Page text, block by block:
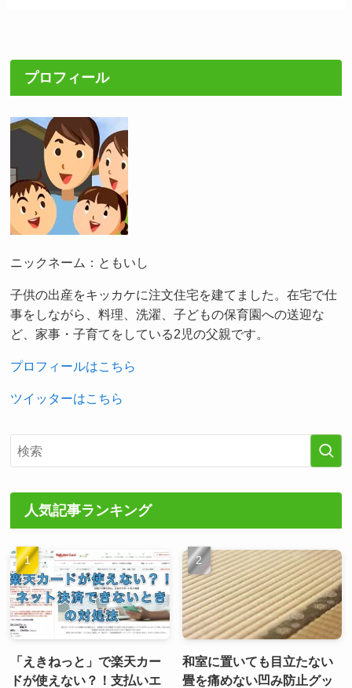
プロフィール
ニックネーム：ともいし
子供の出産をキッカケに注文住宅を建てました。在宅で仕
事をしながら、料理、洗濯、子どもの保育園への送迎な
ど、家事・子育てをしている2児の父親です。
プロフィールはこちら
ツイッターはこちら
人気記事ランキング
「えきねっと」で楽天カー
ドが使えない？！支払いエ
和室に置いても目立たない
畳を痛めない凹み防止グッ